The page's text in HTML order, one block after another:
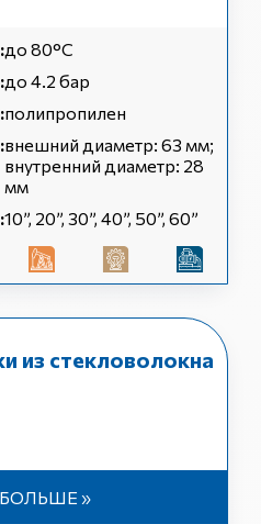
до 80°C
до 4.2 бар
полипропилен
внешний диаметр: 63 мм;
внутренний диаметр: 28
мм
10”, 20”, 30”, 40”, 50”, 60”
из стекловолокна
»